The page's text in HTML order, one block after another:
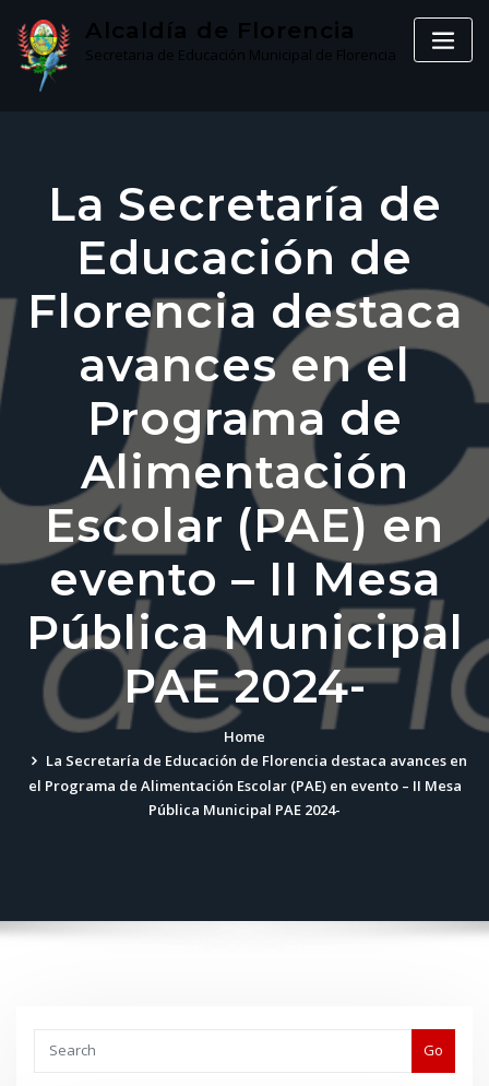
content
Alcaldía de Florencia
Secretaria de Educación Municipal de Florencia
La Secretaría de
Educación de
Florencia destaca
avances en el
Programa de
Alimentación
Escolar (PAE) en
evento – II Mesa
Pública Municipal
PAE 2024-
Home
La Secretaría de Educación de Florencia destaca avances en
el Programa de Alimentación Escolar (PAE) en evento – II Mesa
Pública Municipal PAE 2024-
Go